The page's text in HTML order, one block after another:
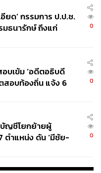
อียด’ กรรมการ ป.ป.ช.
ธนารักษ์ ถึงแก่
0
บเข้ม ‘อดีตอธิบดี
สอบท้องถิ่น แจ้ง 6
0
บัญชีโยกย้ายผู้
ตำแหน่ง ดัน ‘มีชัย-
0